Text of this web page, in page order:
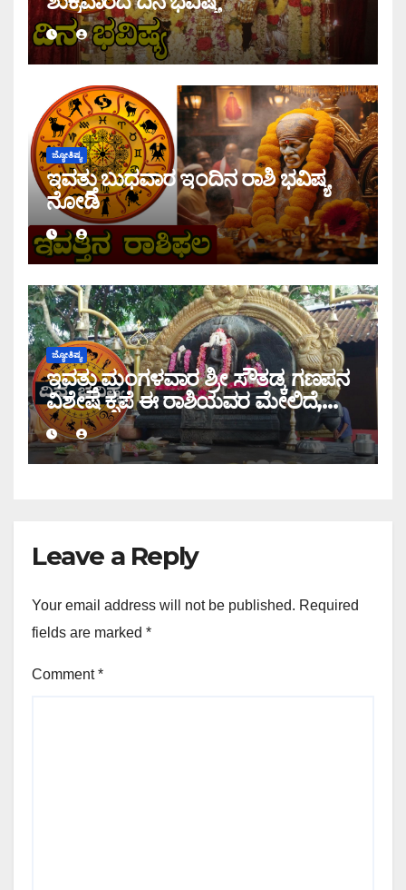
ಜ್ಯೋತಿಷ್ಯ
ಇವತ್ತು ಬುಧವಾರ ಇಂದಿನ ರಾಶಿ ಭವಿಷ್ಯ
ನೋಡಿ
ಜ್ಯೋತಿಷ್ಯ
ಇವತ್ತು ಮಂಗಳವಾರ ಶ್ರೀ ಸೌತಡ್ಕ ಗಣಪನ
ವಿಶೇಷ ಕೃಪೆ ಈ ರಾಶಿಯವರ ಮೇಲಿದೆ,
ಇಂದಿನ ರಾಶಿ ಭವಿಷ್ಯ ತಿಳಿಯಿರಿ
Leave a Reply
Your email address will not be published. Required
fields are marked *
Comment*